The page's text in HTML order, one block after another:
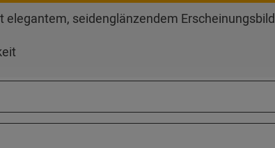
elegantem, seidenglänzendem Erscheinungsbild